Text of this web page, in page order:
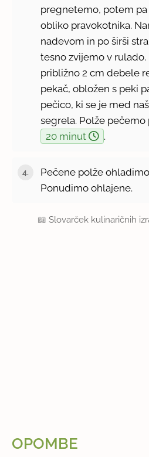
pregnetemo, potem
obliko pravokotnika.
nadevom in po širši
tesno zvijemo v
približno 2 cm debele
pekač, obložen s peki
pečico, ki se je med
segrela. Polže pečemo
20 minut
.
Pečene polže
Ponudimo ohlajene.
📖Slovarček kulinaričnih
OPOMBE